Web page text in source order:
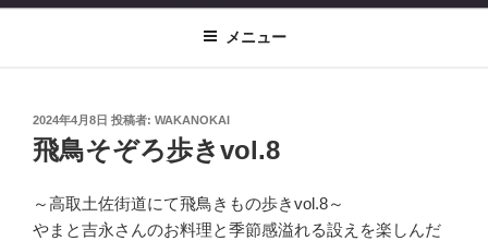
メニュー
投
稿
日:
2024年4月8日 投稿者: WAKANOKAI
飛鳥そぞろ歩きvol.8
～高取土佐街道にて飛鳥きもの歩きvol.8～
やまと吉永さんのお料理と季節感溢れる設えを楽しんだ